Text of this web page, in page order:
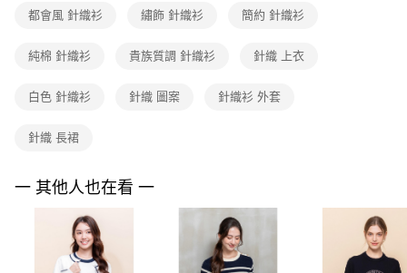
客戶支援中心」https://netprotections.freshdesk.com/support/home
【注意事項】
權轉讓予恩沛科技股份有限公司。
https://aftee.tw/terms/#terms3
任。
時審查核予不同之上限額度；若仍有額度不足之情形，本公司將視審查結果
請求用戶進行身份認證。
５．嚴禁一人註冊多個帳號或使用他人資訊註冊。若發現惡意使用之情形，
恩沛科技股份有限公司將有權停止該用戶之使用額度並採取法律行動。
每筆NT$200，滿NT$8,000(含以上)免運費
付款後門市自取
都會風 針織衫 繡飾 針織衫 簡約 針織衫
純棉 針織衫 貴族質調 針織衫 針織 上衣
白色 針織衫 針織 圖案 針織衫 外套
針織 長裙
一 其他人也在看 一